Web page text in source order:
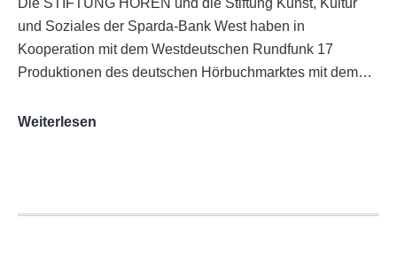
Die STIFTUNG HÖREN und die Stiftung Kunst, Kultur
und Soziales der Sparda-Bank West haben in
Kooperation mit dem Westdeutschen Rundfunk 17
Produktionen des deutschen Hörbuchmarktes mit dem…
Weiterlesen
Ausgezeichnete